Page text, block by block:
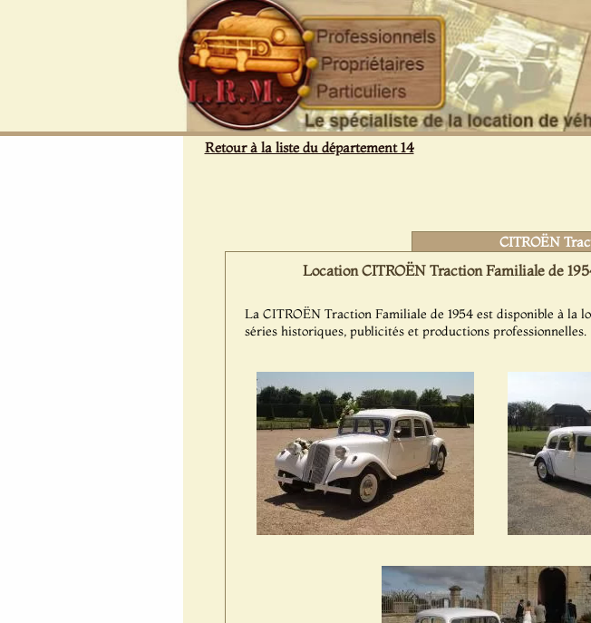
Retour à la liste du département 14
CITROËN
Location CITROËN Traction Familiale de
La CITROËN Traction Familiale de 1954 est disponible à la
séries historiques, publicités et productions professionnelles.
Panneau de gestion des cookies